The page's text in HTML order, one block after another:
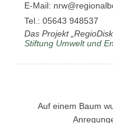
E-Mail:
Tel.: 05643 948537
Das Projekt
Stiftung Umwelt und
Auf einem Baum